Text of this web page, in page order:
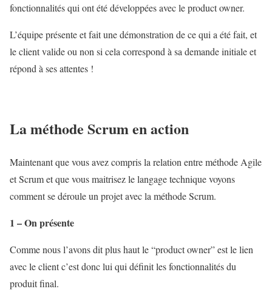
fonctionnalités qui ont été développées avec le product owner.
L’équipe présente et fait une démonstration de ce qui a été fait, et
le client valide ou non si cela correspond à sa demande initiale et
répond à ses attentes !
La méthode Scrum en action
Maintenant que vous avez compris la relation entre méthode Agile
et Scrum et que vous maitrisez le langage technique voyons
comment se déroule un projet avec la méthode Scrum.
1 – On présente
Comme nous l’avons dit plus haut le “product owner” est le lien
avec le client c’est donc lui qui définit les fonctionnalités du
produit final.